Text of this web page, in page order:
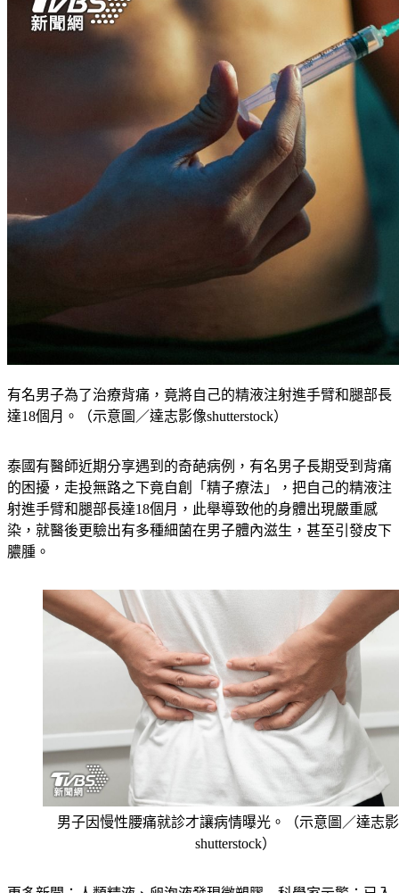
有名男子為了治療背痛，竟將自己的精液注射進手臂和腿部長
泰國有醫師近期分享遇到的奇葩病例，有名男子長期受到背痛
的困擾，走投無路之下竟自創「精子療法」，把自己的精液注
射進手臂和腿部長達18個月，此舉導致他的身體出現嚴重感
染，就醫後更驗出有多種細菌在男子體內滋生，甚至引發皮下
男子因慢性腰痛就診才讓病情曝光。（示意圖／達志